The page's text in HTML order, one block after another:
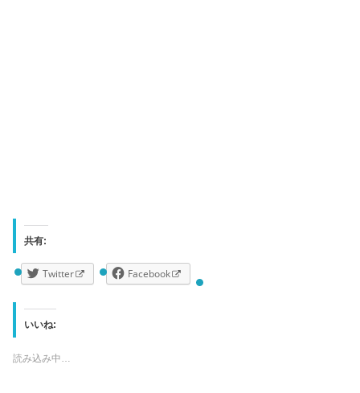
共有:
Twitter Facebook
いいね:
読み込み中…